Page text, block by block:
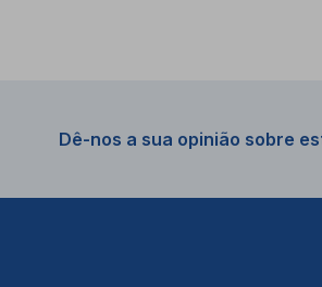
Dê-nos a sua opinião sobre